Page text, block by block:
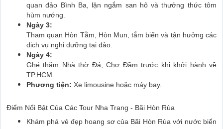
quan đảo Bình Ba, lặn ngắm san hô và thưởng thức tôm
hùm nướng.
Ngày 3:
Tham quan Hòn Tằm, Hòn Mun, tắm biển và tận hưởng các
dịch vụ nghỉ dưỡng tại đảo.
Ngày 4:
Ghé thăm Nhà thờ Đá, Chợ Đầm trước khi khởi hành về
TP.HCM.
Phương tiện: Xe limousine hoặc máy bay.
Điểm Nổi Bật Của Các Tour Nha Trang - Bãi Hòn Rùa
Khám phá vẻ đẹp hoang sơ của Bãi Hòn Rùa với nước biển